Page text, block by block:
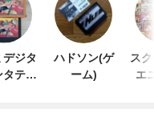
デジタ
タテイ
ハドソン(ゲ
ーム)
ス
エ